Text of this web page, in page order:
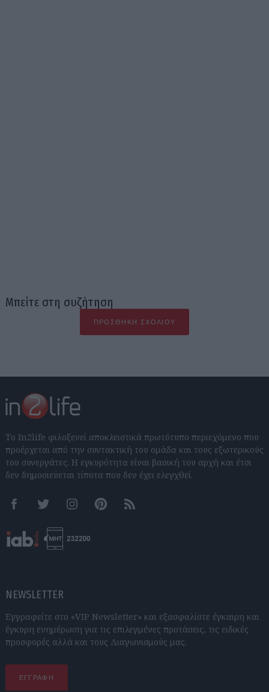
Μπείτε στη συζήτηση
ΠΡΟΣΘΉΚΗ ΣΧΟΛΊΟΥ
Το In2life φιλοξενεί αποκλειστικά πρωτότυπο περιεχόμενο που
προέρχεται από την συντακτική του ομάδα και τους εξωτερικούς
του συνεργάτες. Η εγκυρότητα είναι βασική του αρχή και έτσι
δεν δημοσιεύεται τίποτα που δεν έχει ελεγχθεί.
FacebookTwitter InstagramPinterestRSS feeds
NEWSLETTER
Εγγραφείτε στο «VIP Newsletter» και εξασφαλίστε έγκαιρη και
έγκυρη ενημέρωση για τις επιλεγμένες προτάσεις, τις ειδικές
προσφορές αλλά και τους Διαγωνισμούς μας.
ΕΓΓΡΑΦΗ